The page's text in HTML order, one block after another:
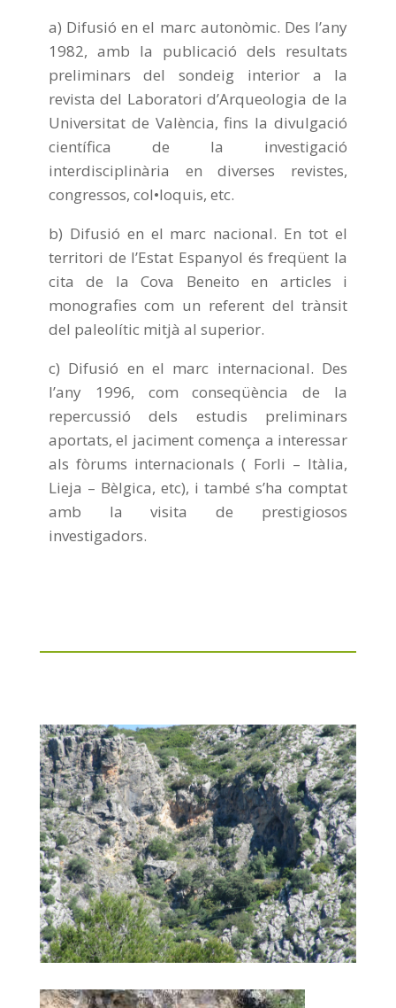
a) Difusió en el marc autonòmic. Des l’any
1982, amb la publicació dels resultats
preliminars del sondeig interior a la
revista del Laboratori d’Arqueologia de la
Universitat de València, fins la divulgació
científica de la investigació
interdisciplinària en diverses revistes,
congressos, col•loquis, etc.
b) Difusió en el marc nacional. En tot el
territori de l’Estat Espanyol és freqüent la
cita de la Cova Beneito en articles i
monografies com un referent del trànsit
del paleolític mitjà al superior.
c) Difusió en el marc internacional. Des
l’any 1996, com conseqüència de la
repercussió dels estudis preliminars
aportats, el jaciment comença a interessar
als fòrums internacionals ( Forli – Itàlia,
Lieja – Bèlgica, etc), i també s’ha comptat
amb la visita de prestigiosos
investigadors.